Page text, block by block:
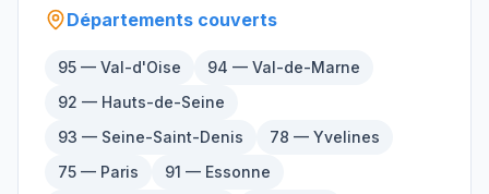
Départements couverts
95 — Val-d'Oise
94 — Val-de-Marne
92 — Hauts-de-Seine
93 — Seine-Saint-Denis
78 — Yvelines
75 — Paris
91 — Essonne